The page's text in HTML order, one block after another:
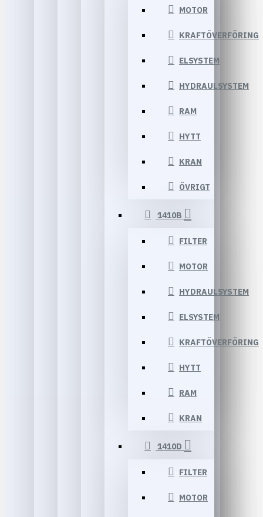
MOTOR
KRAFTÖVERFÖRING
ELSYSTEM
HYDRAULSYSTEM
RAM
HYTT
KRAN
ÖVRIGT
1410B
FILTER
MOTOR
HYDRAULSYSTEM
ELSYSTEM
KRAFTÖVERFÖRING
HYTT
RAM
KRAN
1410D
FILTER
MOTOR